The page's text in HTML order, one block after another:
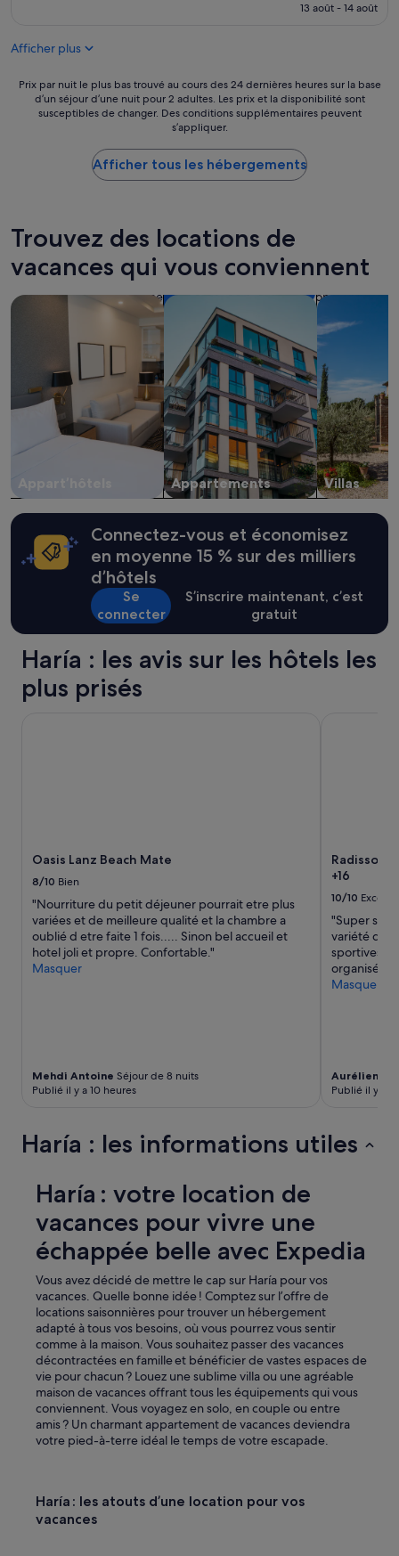
prix
13 août - 14 août
Afficher plus
Prix
des
24 dernières
heures
sur
la
base
pour
2 adultes.
et
disponibilité
sont
susceptibles
changer.
Des
supplémentaires
s’appliquer.
Prix par nuit le plus bas trouvé au cours des 24 dernières heures sur la base
d’un séjour d’une nuit pour 2 adultes. Les prix et la disponibilité sont
susceptibles de changer. Des conditions supplémentaires peuvent
s’appliquer.
Afficher tous les hébergements
Trouvez des locations de
vacances qui vous conviennent
Appart’hôtels
Rechercher des appart’hôtels
Appartements
Rechercher des appartements
Villas
Rechercher
Connectez-vous et économisez
en moyenne 15 % sur des milliers
d’hôtels
Se
connecter
S’inscrire maintenant, c’est
gratuit
Haría : les avis sur les hôtels les
plus prisés
Oasis Lanz Beach Mate
8/10 Bien
"Nourriture du petit déjeuner pourrait etre plus
variées et de meilleure qualité et la chambre a
oublié d etre faite 1 fois..... Sinon bel accueil et
hotel joli et propre. Confortable."
Masquer
Mehdi Antoine Séjour de 8 nuits
Publié il y a 10 heures
Radisson
+16
10/10
"Super
variété du
sportives
organisés
Masquer
Aurélien
Publié il y a 1
Haría : les informations utiles
Haría : votre location de
vacances pour vivre une
échappée belle avec Expedia
Vous avez décidé de mettre le cap sur Haría pour vos
vacances. Quelle bonne idée ! Comptez sur l’offre de
locations saisonnières pour trouver un hébergement
adapté à tous vos besoins, où vous pourrez vous sentir
comme à la maison. Vous souhaitez passer des vacances
décontractées en famille et bénéficier de vastes espaces de
vie pour chacun ? Louez une sublime villa ou une agréable
maison de vacances offrant tous les équipements qui vous
conviennent. Vous voyagez en solo, en couple ou entre
amis ? Un charmant appartement de vacances deviendra
votre pied-à-terre idéal le temps de votre escapade.
Haría : les atouts d’une location pour vos
vacances